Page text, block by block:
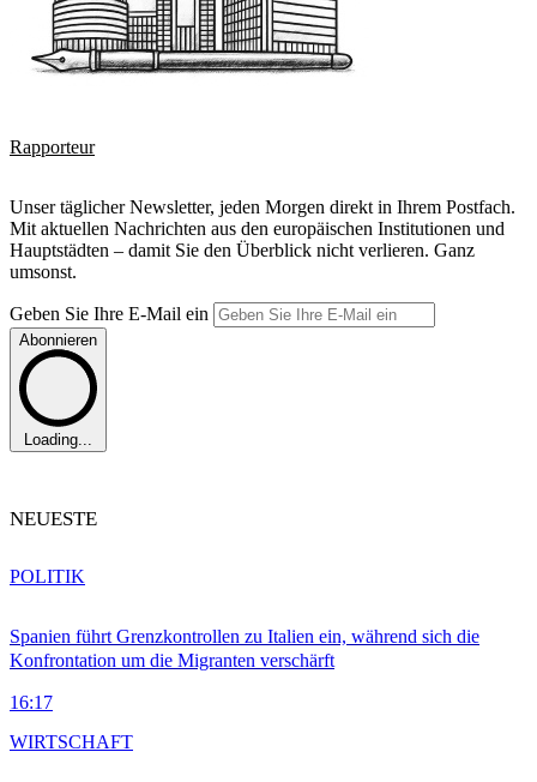
Rapporteur
Unser täglicher Newsletter, jeden Morgen direkt in Ihrem Postfach.
Mit aktuellen Nachrichten aus den europäischen Institutionen und
Hauptstädten – damit Sie den Überblick nicht verlieren. Ganz
umsonst.
Geben Sie Ihre E-Mail ein
Abonnieren
Loading...
NEUESTE
Spanien führt Grenzkontrollen zu Italien ein, während sich die
Konfrontation um die Migranten verschärft
16:17
POLITIK
WIRTSCHAFT